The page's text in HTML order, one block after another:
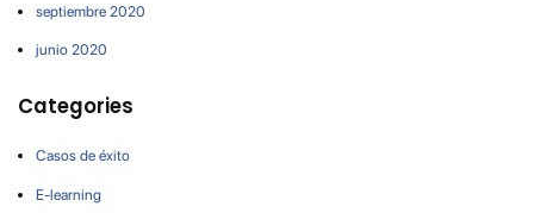
septiembre 2020
junio 2020
Categories
Casos de éxito
E-learning